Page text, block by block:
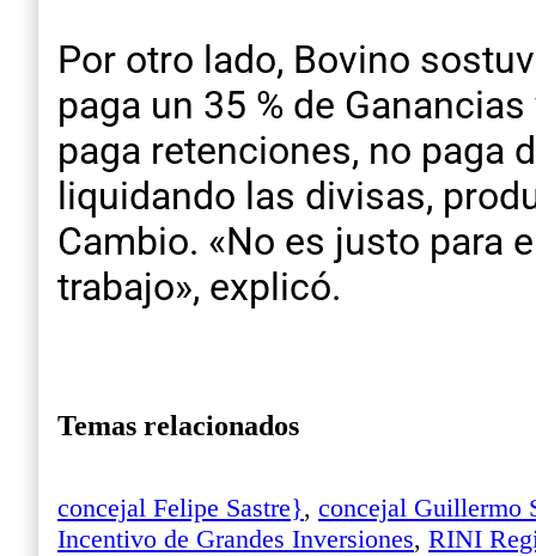
Por otro lado, Bovino
paga un 35 % de
paga retenciones, no paga
liquidando las divisas,
Cambio. «No es justo para
trabajo», explicó.
Temas relacionados
concejal Felipe Sastre}, concejal Guillermo
Incentivo de Grandes Inversiones, RINI